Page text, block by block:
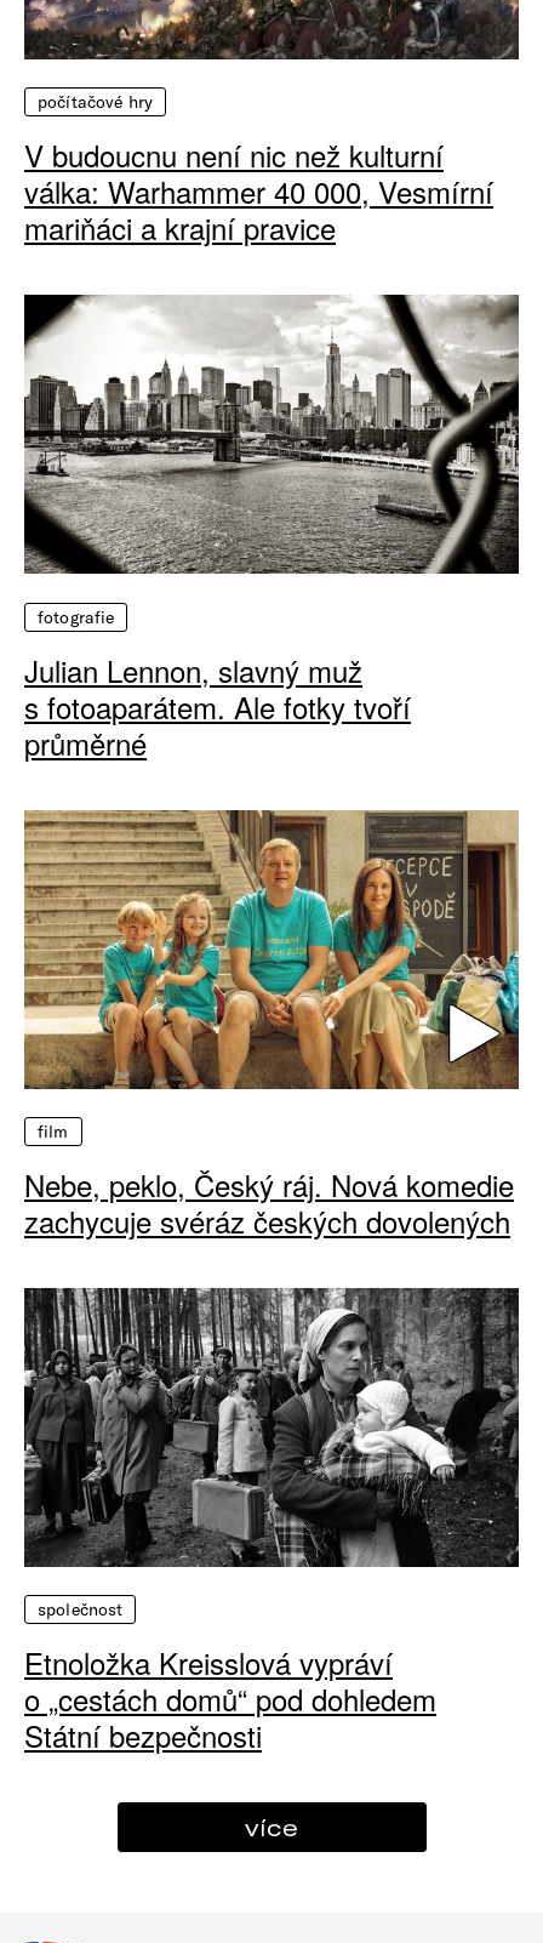
počítačové hry
V budoucnu není nic než kulturní
válka: Warhammer 40 000, Vesmírní
mariňáci a krajní pravice
fotografie
Julian Lennon, slavný muž
s fotoaparátem. Ale fotky tvoří
průměrné
film
Nebe, peklo, Český ráj. Nová komedie
zachycuje svéráz českých dovolených
společnost
Etnoložka Kreisslová vypráví
o „cestách domů“ pod dohledem
Státní bezpečnosti
více